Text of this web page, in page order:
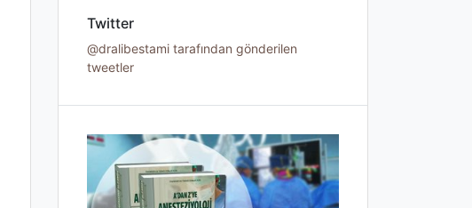
Twitter
@dralibestami tarafından gönderilen
tweetler